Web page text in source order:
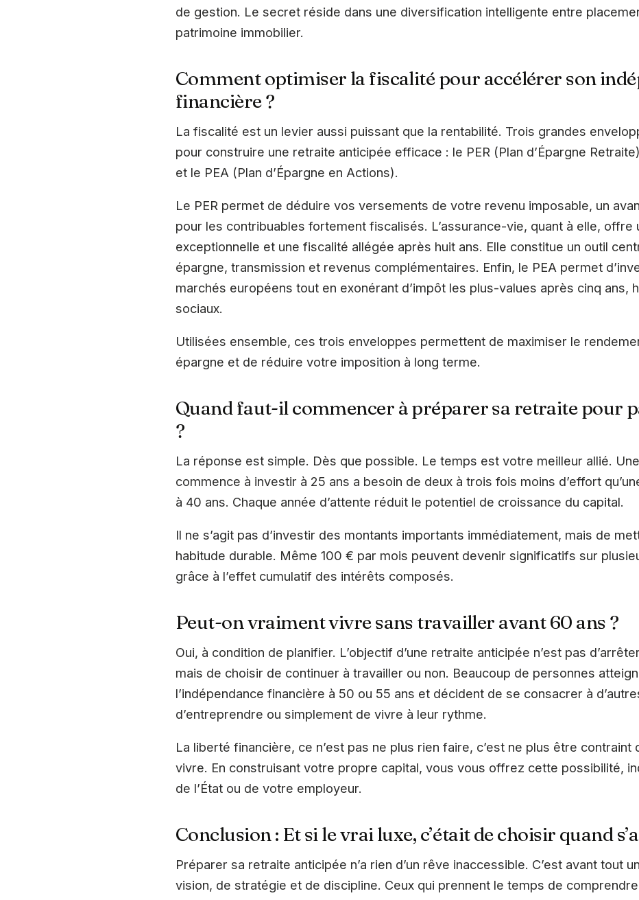
de gestion. Le secret réside dans une diversification intelligente entre
patrimoine immobilier.
Comment optimiser la fiscalité pour accélérer son
financière ?
La fiscalité est un levier aussi puissant que la rentabilité. Trois grandes
pour construire une retraite anticipée efficace : le PER (Plan d’Épargne
et le PEA (Plan d’Épargne en Actions).
Le PER permet de déduire vos versements de votre revenu imposable, un
pour les contribuables fortement fiscalisés. L’assurance-vie, quant à elle, offre
exceptionnelle et une fiscalité allégée après huit ans. Elle constitue un outil
épargne, transmission et revenus complémentaires. Enfin, le PEA permet
marchés européens tout en exonérant d’impôt les plus-values après cinq ans,
sociaux.
Utilisées ensemble, ces trois enveloppes permettent de maximiser le
épargne et de réduire votre imposition à long terme.
Quand faut-il commencer à préparer sa retraite pour
?
La réponse est simple. Dès que possible. Le temps est votre meilleur allié.
commence à investir à 25 ans a besoin de deux à trois fois moins d’effort
à 40 ans. Chaque année d’attente réduit le potentiel de croissance du capital.
Il ne s’agit pas d’investir des montants importants immédiatement, mais de
habitude durable. Même 100 € par mois peuvent devenir significatifs sur
grâce à l’effet cumulatif des intérêts composés.
Peut-on vraiment vivre sans travailler avant 60 ans ?
Oui, à condition de planifier. L’objectif d’une retraite anticipée n’est pas
mais de choisir de continuer à travailler ou non. Beaucoup de personnes
l’indépendance financière à 50 ou 55 ans et décident de se consacrer à
d’entreprendre ou simplement de vivre à leur rythme.
La liberté financière, ce n’est pas ne plus rien faire, c’est ne plus être contraint
vivre. En construisant votre propre capital, vous vous offrez cette possibilité,
de l’État ou de votre employeur.
Conclusion : Et si le vrai luxe, c’était de choisir quand
Préparer sa retraite anticipée n’a rien d’un rêve inaccessible. C’est avant tout
vision, de stratégie et de discipline. Ceux qui prennent le temps de